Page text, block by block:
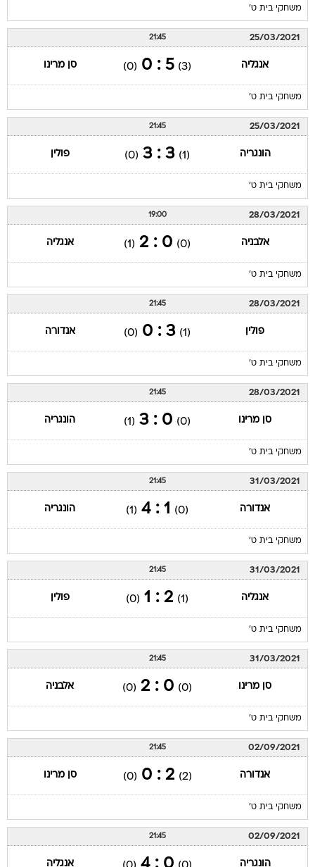
משחקי בית ט'
25/03/2021
21:45
אנגליה (3)
5 : 0
(0) סן מרינו
משחקי בית ט'
25/03/2021
21:45
הונגריה (1)
3 : 3
(0) פולין
משחקי בית ט'
28/03/2021
19:00
אלבניה (0)
0 : 2
(1) אנגליה
משחקי בית ט'
28/03/2021
21:45
פולין (1)
3 : 0
(0) אנדורה
משחקי בית ט'
28/03/2021
21:45
סן מרינו (0)
0 : 3
(1) הונגריה
משחקי בית ט'
31/03/2021
21:45
אנדורה (0)
1 : 4
(1) הונגריה
משחקי בית ט'
31/03/2021
21:45
אנגליה (1)
2 : 1
(0) פולין
משחקי בית ט'
31/03/2021
21:45
סן מרינו (0)
0 : 2
(0) אלבניה
משחקי בית ט'
02/09/2021
21:45
אנדורה (2)
2 : 0
(0) סן מרינו
משחקי בית ט'
02/09/2021
21:45
הונגריה אנגליה